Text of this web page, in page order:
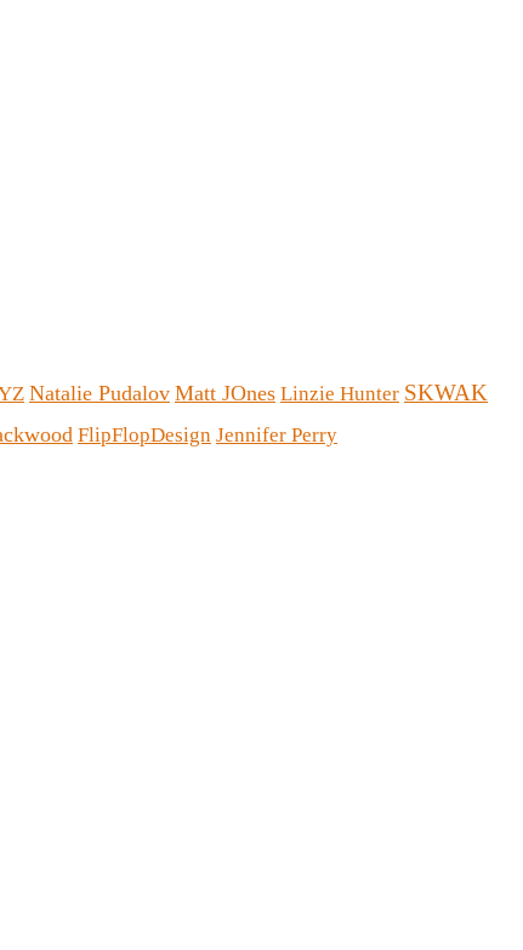
Natalie Pudalov Matt JOnes Linzie Hunter SKWAK
FlipFlopDesign Jennifer Perry